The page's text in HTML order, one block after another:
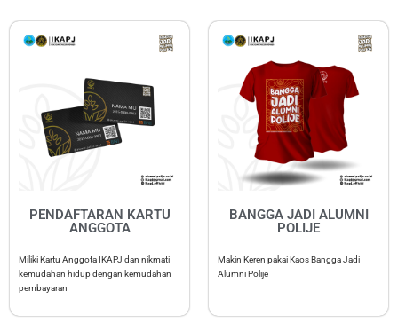
PENDAFTARAN KARTU
ANGGOTA
Miliki Kartu Anggota IKAPJ dan nikmati
kemudahan hidup dengan kemudahan
pembayaran
BANGGA JADI ALUMNI
POLIJE
Makin Keren pakai Kaos Bangga Jadi
Alumni Polije